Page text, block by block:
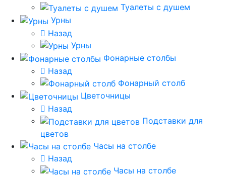
Туалеты с душем
Урны
Назад
Урны
Фонарные столбы
Назад
Фонарный столб
Цветочницы
Назад
Подставки для
цветов
Часы на столбе
Назад
Часы на столбе